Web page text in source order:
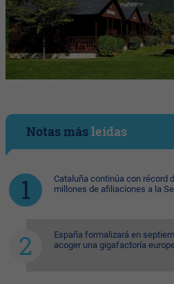
Notas másleídas
Cataluña continúa con récord
millones de afiliaciones a la
España formalizará en
acoger una gigafactoría